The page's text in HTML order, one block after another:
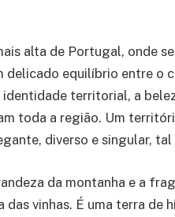
alta de Portugal, onde
delicado equilíbrio entre o
territorial, a
toda a região. Um
diverso e singular, tal
da montanha e a
vinhas. É uma terra de